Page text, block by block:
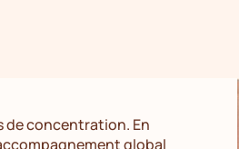
de concentration. En
global